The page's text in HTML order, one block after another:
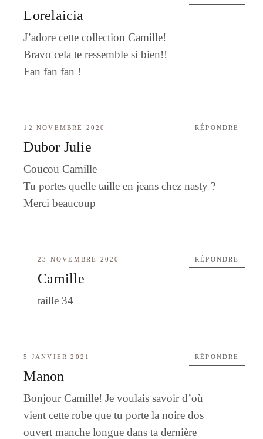
Lorelaicia
J’adore cette collection Camille!
Bravo cela te ressemble si bien!!
Fan fan fan !
12 NOVEMBRE 2020
Dubor Julie
Coucou Camille
Tu portes quelle taille en jeans chez nasty ?
Merci beaucoup
RÉPONDRE
23 NOVEMBRE 2020
Camille
taille 34
RÉPONDRE
5 JANVIER 2021
Manon
Bonjour Camille! Je voulais savoir d’où
vient cette robe que tu porte la noire dos
ouvert manche longue dans ta dernière
RÉPONDRE